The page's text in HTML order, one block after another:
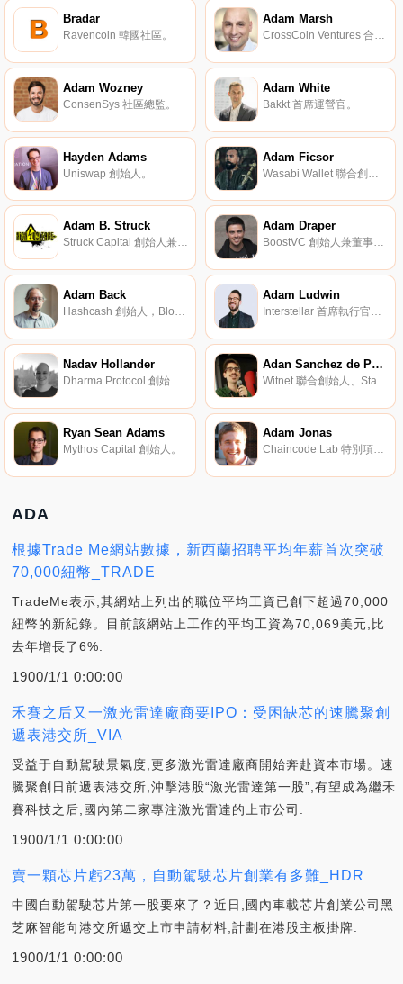
Bradar
Ravencoin 韓國社區。
Adam Marsh
CrossCoin Ventures 合伙人。
Adam Wozney
ConsenSys 社區總監。
Adam White
Bakkt 首席運營官。
Hayden Adams
Uniswap 創始人。
Adam Ficsor
Adam B. Struck
Struck Capital 創始人兼執行合伙人。
Adam Draper
BoostVC 創始人兼董事總經理。
Adam Back
Hashcash 創始人，Blockstream 執行董事兼主席。
Adam Ludwin
Interstellar 首席執行官，之前是 Chain 聯合創始人兼首席執行官。
Nadav Hollander
Dharma Protocol 創始人。
Adan Sanchez de Pedro
Ryan Sean Adams
Mythos Capital 創始人。
Adam Jonas
Chaincode Lab 特別項目負責人。
ADA
根據Trade Me網站數據，新西蘭招聘平均年薪首次突破
70,000紐幣_TRADE
TradeMe表示,其網站上列出的職位平均工資已創下超過70,000
紐幣的新紀錄。目前該網站上工作的平均工資為70,069美元,比
去年增長了6%.
1900/1/1 0:00:00
禾賽之后又一激光雷達廠商要IPO：受困缺芯的速騰聚創
遞表港交所_VIA
受益于自動駕駛景氣度,更多激光雷達廠商開始奔赴資本市場。速
騰聚創日前遞表港交所,沖擊港股“激光雷達第一股”,有望成為繼禾
賽科技之后,國內第二家專注激光雷達的上市公司.
1900/1/1 0:00:00
賣一顆芯片虧23萬，自動駕駛芯片創業有多難_HDR
中國自動駕駛芯片第一股要來了？近日,國內車載芯片創業公司黑
芝麻智能向港交所遞交上市申請材料,計劃在港股主板掛牌.
1900/1/1 0:00:00